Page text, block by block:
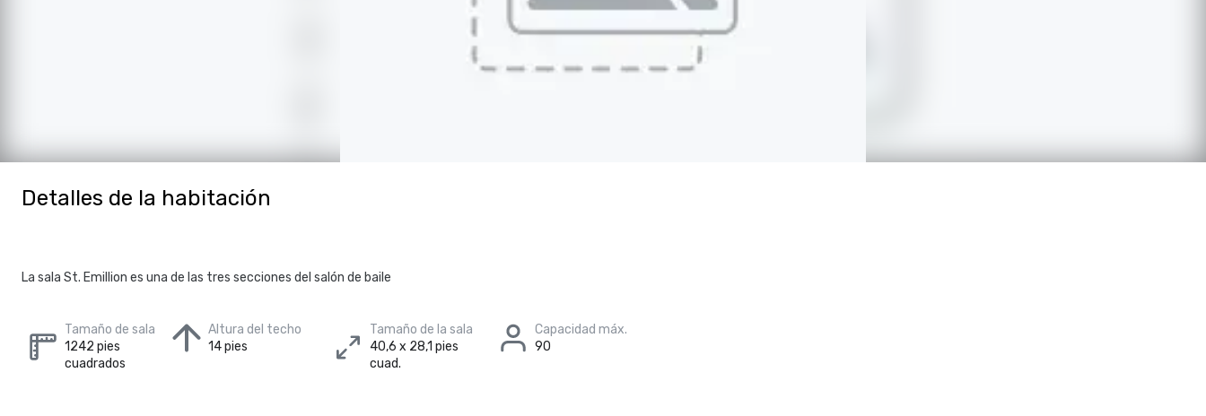
Detalles de la habitación
La sala St. Emillion es una de las tres secciones del salón de baile
Tamaño de sala
1242 pies
cuadrados
Altura del techo
14 pies
Tamaño de la sala
40,6 x 28,1 pies
cuad.
Capacidad máx.
90